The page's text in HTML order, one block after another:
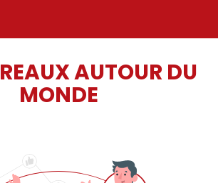
AUTOUR DU
MONDE